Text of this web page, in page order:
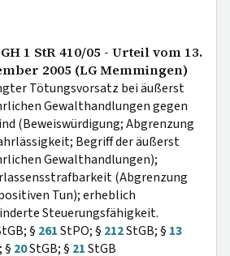
1 StR 410/05 - Urteil vom 13.
2005 (LG Memmingen)
Tötungsvorsatz bei äußerst
Gewalthandlungen gegen
(Beweiswürdigung; Abgrenzung
Begriff der äußerst
Gewalthandlungen);
(Abgrenzung
Tun); erheblich
Steuerungsfähigkeit.
§ 261StPO; § 212StGB; § 13
§ 20StGB; § 21StGB